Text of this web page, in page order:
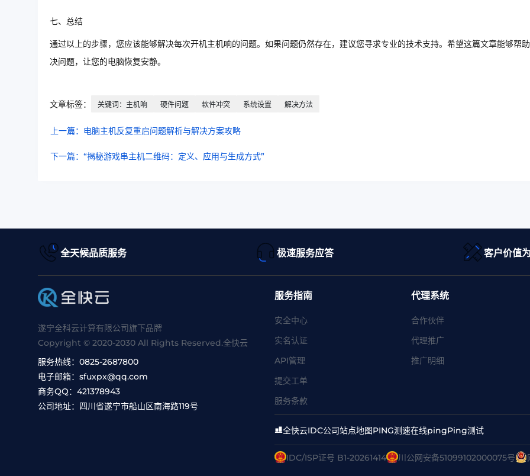
七、总结
通过以上的步骤，您应该能够解决每次开机主机响的问题。如果问题仍然存在，建议您寻求专业的技术支持。希望这篇文章能够帮
决问题，让您的电脑恢复安静。
文章标签： 关键词：主机响 硬件问题 软件冲突 系统设置 解决方法
上一篇：电脑主机反复重启问题解析与解决方案攻略
下一篇：“揭秘游戏串主机二维码：定义、应用与生成方式”
全天候品质服务 极速服务应答 客户价值
遂宁全科云计算有限公司旗下品牌
Copyright © 2020-2030 All Rights Reserved.全快云
服务热线： 0825-2687800
电子邮箱： sfuxpx@qq.com
商务QQ： 421378943
公司地址： 四川省遂宁市船山区南海路119号
服务指南
安全中心
实名认证
API管理
提交工单
服务条款
代理系统
合作伙伴
代理推广
推广明细
全快云IDC公司站点地图PING测速在线pingPing测试
IDC/ISP证号 B1-20261414 川公网安备51099102000075号